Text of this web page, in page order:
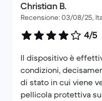
Christian B.
Recensione: 03/08/25,
4/5
Il dispositivo è
condizioni,
di stato in cui viene
pellicola protettiva